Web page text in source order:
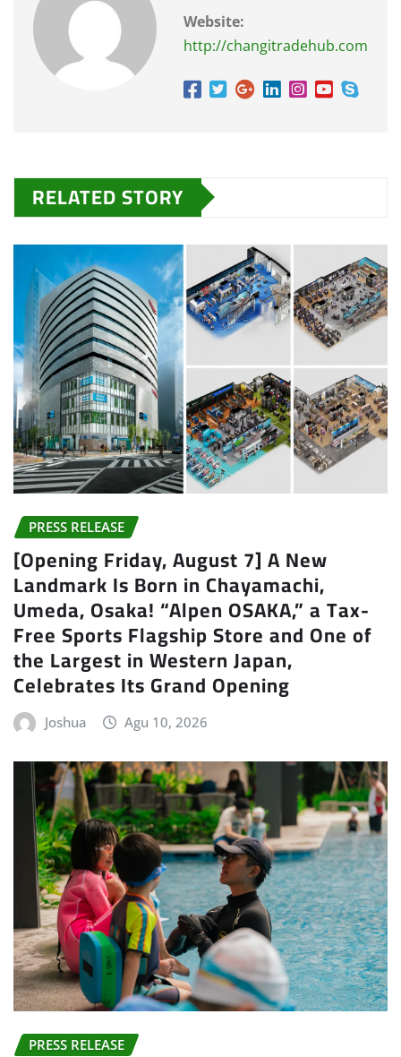
Website:
http://changitradehub.com
RELATED STORY
PRESS RELEASE
[Opening Friday, August 7] A New
Landmark Is Born in Chayamachi,
Umeda, Osaka! “Alpen OSAKA,” a Tax-
Free Sports Flagship Store and One of
the Largest in Western Japan,
Celebrates Its Grand Opening
Joshua Agu 10, 2026
PRESS RELEASE